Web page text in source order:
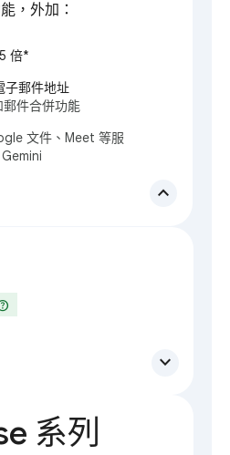
，外加：
倍*
子郵件地址
件合併功能
文件、Meet 等服
expand_less
expand_more
系列